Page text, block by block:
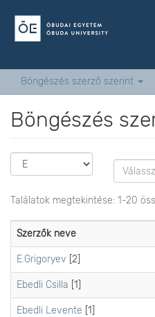
Böngészés szerző szerint
Böngészés
Találatok megtekintése: 1-20
Szerzők neve
E.Grigoryev [2]
Ebedli Csilla [1]
Ebedli Levente [1]